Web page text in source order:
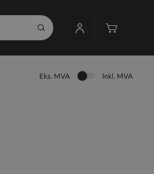
Eks. MVA Inkl. MVA